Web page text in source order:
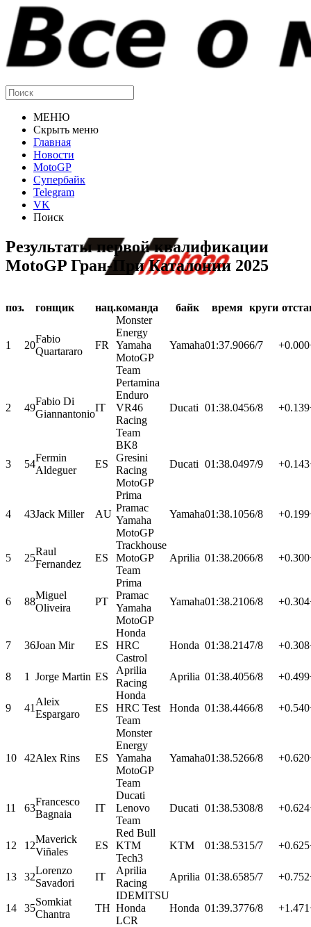
МЕНЮ
Скрыть меню
Главная
Новости
MotoGP
Супербайк
Telegram
VK
Поиск
Результаты первой квалификации
MotoGP Гран-При Каталонии 2025
поз. гонщик нац.команда байк время круги
1 20
Fabio
Quartararo
FR
Monster
Energy
Yamaha
MotoGP
Team
Yamaha01:37.9066/7 +0.000
2 49
Fabio Di
Giannantonio
IT
Pertamina
Enduro
VR46
Racing
Team
Ducati 01:38.0456/8 +0.139
3 54
Fermin
Aldeguer
ES
BK8
Gresini
Racing
MotoGP
Ducati 01:38.0497/9 +0.143
4 43Jack Miller AU
Prima
Pramac
Yamaha
MotoGP
Yamaha01:38.1056/8 +0.199
5 25
Raul
Fernandez
ES
Trackhouse
MotoGP
Team
Aprilia 01:38.2066/8 +0.300
6 88
Miguel
Oliveira
PT
Prima
Pramac
Yamaha
MotoGP
Yamaha01:38.2106/8 +0.304
7 36Joan Mir ES
Honda
HRC
Castrol
Honda 01:38.2147/8 +0.308
8 1 Jorge Martin ES
Aprilia
Racing
Aprilia 01:38.4056/8 +0.499
9 41
Aleix
Espargaro
ES
Honda
HRC Test
Team
Honda 01:38.4466/8 +0.540
10 42Alex Rins ES
Monster
Energy
Yamaha
MotoGP
Team
Yamaha01:38.5266/8 +0.620
11 63
Francesco
Bagnaia
IT
Ducati
Lenovo
Team
Ducati 01:38.5308/8 +0.624
12 12
Maverick
Viñales
ES
Red Bull
KTM
Tech3
KTM 01:38.531 5/7 +0.625
13 32
Lorenzo
Savadori
IT
Aprilia
Racing
Aprilia 01:38.6585/7 +0.752
14 35
Somkiat
Chantra
TH
IDEMITSU
Honda
LCR
Honda 01:39.3776/8 +1.471